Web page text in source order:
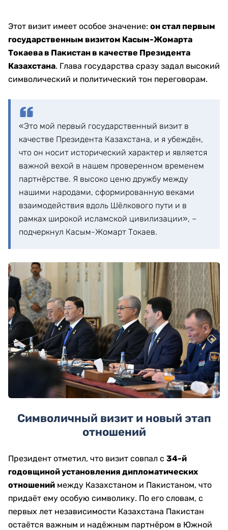
Этот визит имеет особое значение: он стал первым
государственным визитом Касым-Жомарта
Токаева в Пакистан в качестве Президента
Казахстана. Глава государства сразу задал высокий
символический и политический тон переговорам.
«Это мой первый государственный визит в
качестве Президента Казахстана, и я убеждён,
что он носит исторический характер и является
важной вехой в нашем проверенном временем
партнёрстве. Я высоко ценю дружбу между
нашими народами, сформированную веками
взаимодействия вдоль Шёлкового пути и в
рамках широкой исламской цивилизации», –
подчеркнул Касым-Жомарт Токаев.
Символичный визит и новый этап
отношений
Президент отметил, что визит совпал с 34-й
годовщиной установления дипломатических
отношений между Казахстаном и Пакистаном, что
придаёт ему особую символику. По его словам, с
первых лет независимости Казахстана Пакистан
остаётся важным и надёжным партнёром в Южной